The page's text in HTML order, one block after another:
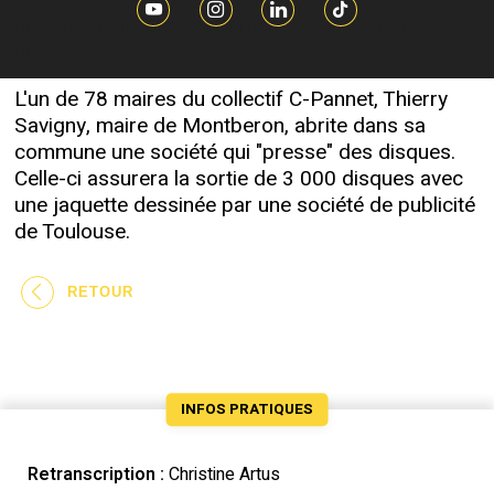
gratuitement l'enregistrement de "Décisions
L'un de 78 maires du collectif C-Pannet, Thierry
Savigny, maire de Montberon, abrite dans sa
commune une société qui "presse" des disques.
Celle-ci assurera la sortie de 3 000 disques avec
une jaquette dessinée par une société de publicité
de Toulouse.
RETOUR
INFOS PRATIQUES
Retranscription : Christine Artus